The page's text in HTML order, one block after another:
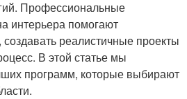
Профессиональные
интерьера помогают
создавать реалистичные проекты
В этой статье мы
программ, которые выбирают